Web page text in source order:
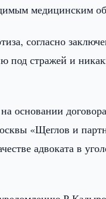
медицинским
согласно
под стражей и
основании
«Щеглов и
адвоката в